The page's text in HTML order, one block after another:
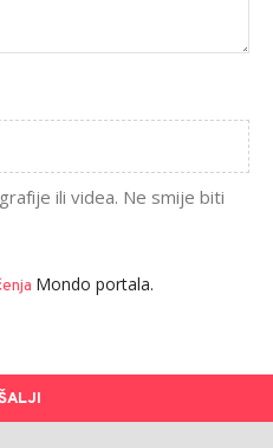
ili videa. Ne smije biti
Mondo portala.